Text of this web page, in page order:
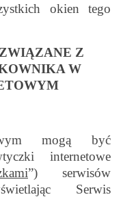
okien tego
Z
W
mogą być
internetowe
”) serwisów
Serwis